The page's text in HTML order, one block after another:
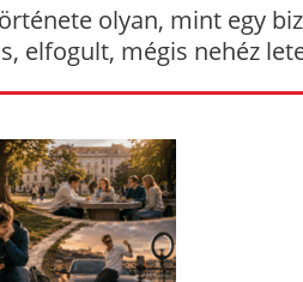
olyan, mint egy
elfogult, mégis nehéz